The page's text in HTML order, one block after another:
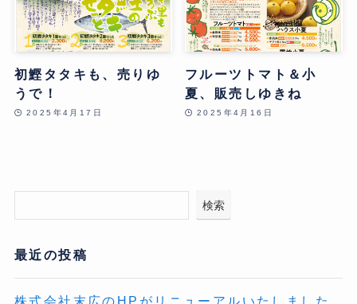
初鰹タタキも、売りゆ
うで！
2025年4月17日
フルーツトマト＆小
夏、販売しゆきね
2025年4月16日
検索
最近の投稿
株式会社末広のHPがリニューアルいたしました